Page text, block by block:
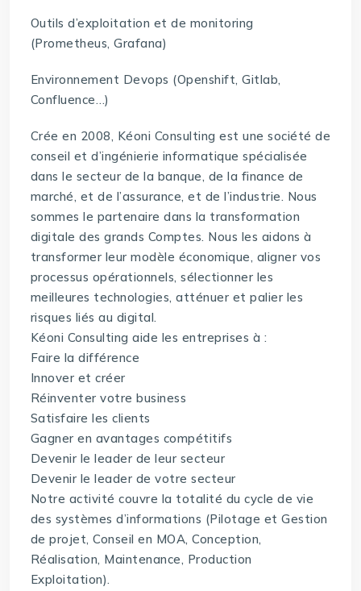
Outils d’exploitation et de monitoring
(Prometheus, Grafana)
Environnement Devops (Openshift, Gitlab,
Confluence…)
Crée en 2008, Kéoni Consulting est une société de
conseil et d’ingénierie informatique spécialisée
dans le secteur de la banque, de la finance de
marché, et de l’assurance, et de l’industrie. Nous
sommes le partenaire dans la transformation
digitale des grands Comptes. Nous les aidons à
transformer leur modèle économique, aligner vos
processus opérationnels, sélectionner les
meilleures technologies, atténuer et palier les
risques liés au digital.
Kéoni Consulting aide les entreprises à :
Faire la différence
Innover et créer
Réinventer votre business
Satisfaire les clients
Gagner en avantages compétitifs
Devenir le leader de leur secteur
Devenir le leader de votre secteur
Notre activité couvre la totalité du cycle de vie
des systèmes d’informations (Pilotage et Gestion
de projet, Conseil en MOA, Conception,
Réalisation, Maintenance, Production
Exploitation).